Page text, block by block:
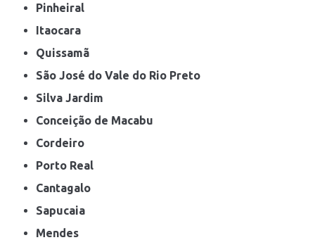
Pinheiral
Itaocara
Quissamã
São José do Vale do Rio Preto
Silva Jardim
Conceição de Macabu
Cordeiro
Porto Real
Cantagalo
Sapucaia
Mendes